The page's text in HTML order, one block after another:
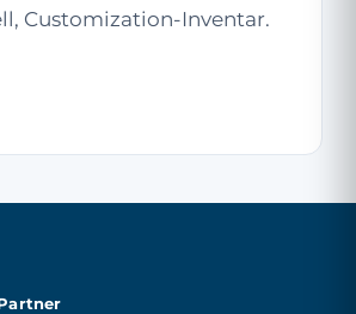
Customization-Inventar.